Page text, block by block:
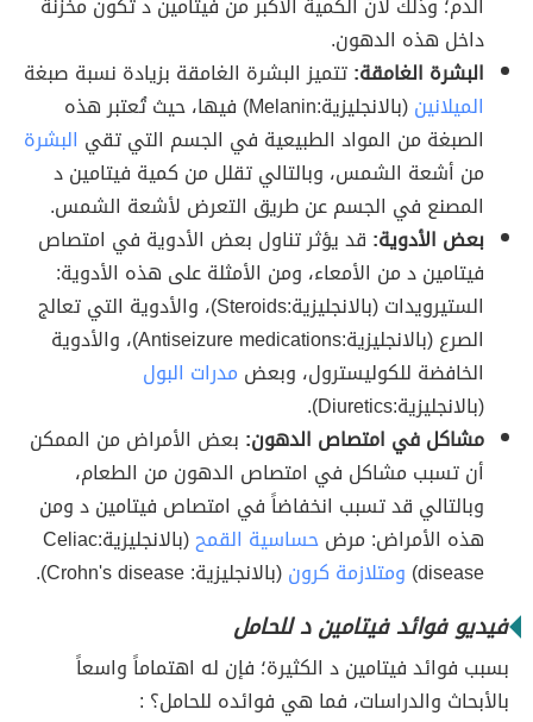
داخل هذه الدهون.
البشرة الغامقة:تتميز البشرة الغامقة بزيادة نسبة صبغة
الميلانين
(بالانجليزية:Melanin) فيها، حيث تُعتبر هذه
الصبغة من المواد الطبيعية في الجسم التي تقي البشرة
من أشعة الشمس، وبالتالي تقلل من كمية فيتامين د
المصنع في الجسم عن طريق التعرض لأشعة الشمس.
بعض الأدوية: قد يؤثر تناول بعض الأدوية في امتصاص
فيتامين د من الأمعاء، ومن الأمثلة على هذه الأدوية:
الستيرويدات (بالانجليزية:Steroids)، والأدوية التي تعالج
الصرع (بالانجليزية:Antiseizure medications)، والأدوية
الخافضة للكوليسترول، وبعض مدرات البول
(بالانجليزية:Diuretics).
مشاكل في امتصاص الدهون: بعض الأمراض من الممكن
أن تسبب مشاكل في امتصاص الدهون من الطعام،
وبالتالي قد تسبب انخفاضاً في امتصاص فيتامين د ومن
هذه الأمراض: مرضحساسية القمح
(بالانجليزية:Celiac
disease) ومتلازمة كرون(بالانجليزية: Crohn's disease).
فيديو فوائد فيتامين د للحامل
بسبب فوائد فيتامين د الكثيرة؛ فإن له اهتماماً واسعاً
بالأبحاث والدراسات، فما هي فوائده للحامل؟ :